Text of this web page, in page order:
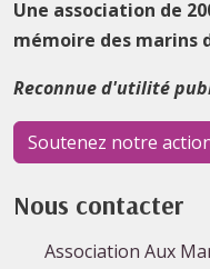
Une association de
mémoire des marins
Reconnue d'utilité
Soutenez notre
Nous contacter
Association Aux